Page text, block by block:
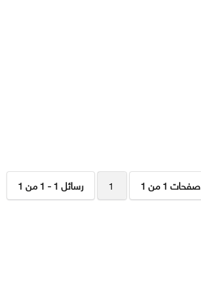
رسائل 1 - 1 من 1 1 صفحات 1 من 1